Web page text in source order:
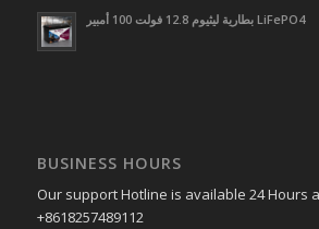
بطارية ليثيوم 12.8 فولت 100 أمبير LiFePO4
BUSINESS HOURS
Our support Hotline is available 24 Hours
+8618257489112